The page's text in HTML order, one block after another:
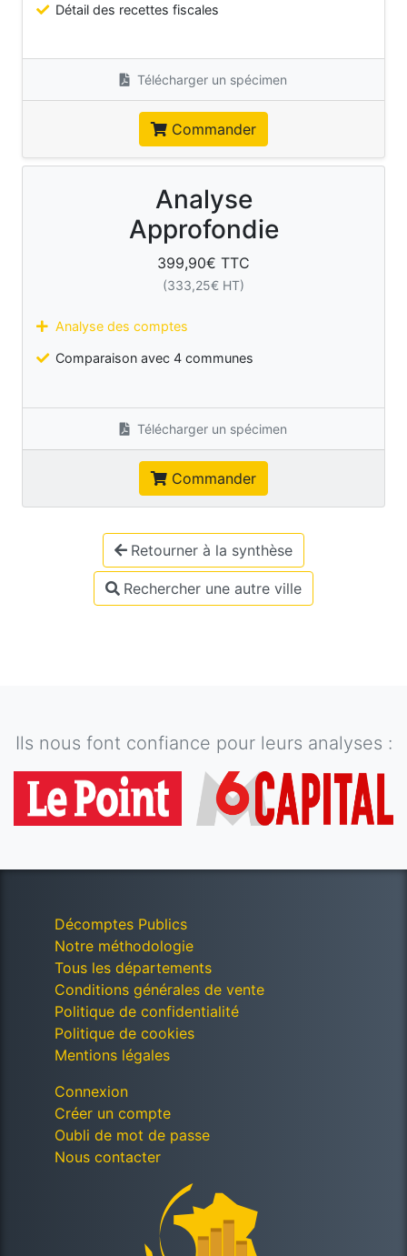
Détail des recettes fiscales
Télécharger un spécimen
Commander
Analyse
Approfondie
399,90€ TTC
(333,25€ HT)
Analyse des comptes
Comparaison avec 4 communes
Télécharger un spécimen
Commander
Retourner à la synthèse
Rechercher une autre ville
Ils nous font confiance pour leurs analyses :
Décomptes Publics
Notre méthodologie
Tous les départements
Conditions générales de vente
Politique de confidentialité
Politique de cookies
Mentions légales
Connexion
Créer un compte
Oubli de mot de passe
Nous contacter